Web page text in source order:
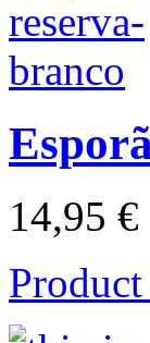
14,95 €